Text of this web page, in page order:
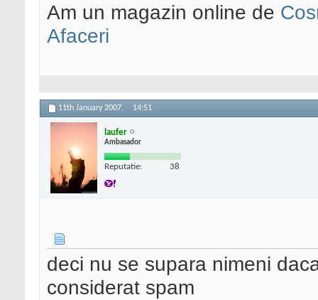
Am un magazin online de
Afaceri
11th January 2007, 14:51
laufer
Ambasador
Reputatie: 38
deci nu se supara nimeni
considerat spam